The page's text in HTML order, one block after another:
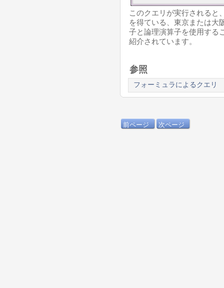
このクエリが実行されると
を得ている、東京または大
子と論理演算子を使用する
紹介されています。
参照
フォーミュラによるクエリ
前ページ 次ページ